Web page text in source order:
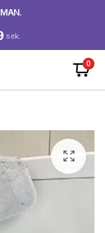
sek.
0